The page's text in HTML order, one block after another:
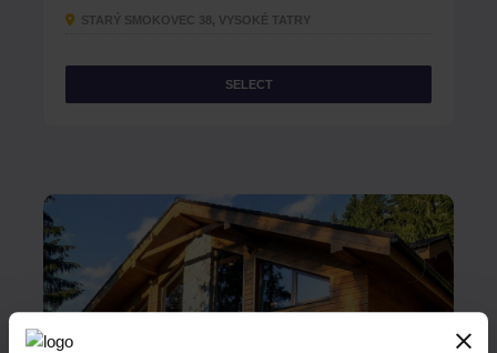
STARÝ SMOKOVEC 38, VYSOKÉ TATRY
SELECT